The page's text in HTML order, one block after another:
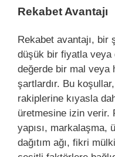
Rekabet Avantajı
Rekabet avantajı, bir
düşük bir fiyatla
değerde bir mal veya
şartlardır. Bu
rakiplerine kıyasla
üretmesine izin verir.
yapısı, markalaşma,
dağıtım ağı, fikri